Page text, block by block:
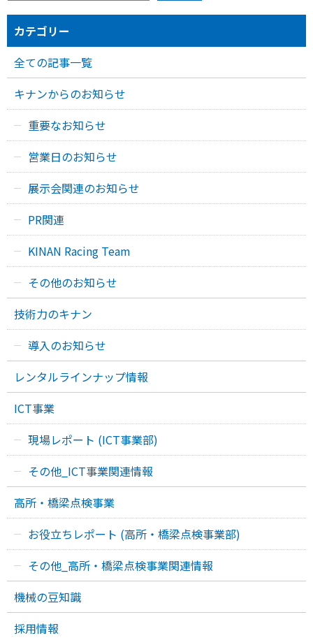
カテゴリー
全ての記事一覧
キナンからのお知らせ
重要なお知らせ
営業日のお知らせ
展示会関連のお知らせ
PR関連
KINAN Racing Team
その他のお知らせ
技術力のキナン
導入のお知らせ
レンタルラインナップ情報
ICT事業
現場レポート (ICT事業部)
その他_ICT事業関連情報
高所・橋梁点検事業
お役立ちレポート (高所・橋梁点検事業部)
その他_高所・橋梁点検事業関連情報
機械の豆知識
採用情報